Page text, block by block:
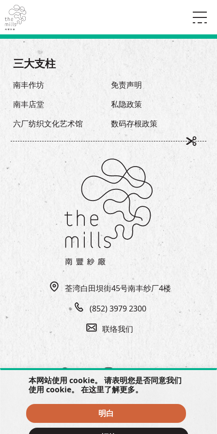
本网站使用 cookie。 请表明您是否同意我们
使用 cookie。 在这里了解更多。
明白
关于南丰纱厂
愿景
三大支柱
媒体中心
联络我们
南丰店堂
店堂指南
商店
活动场地
活动世界之約
展覽
走进南丰纱厂
体验
景点
活化与保育
走进南丰纱厂
其他體驗
开放时间及位置
穿梭巴士服务
荃湾白田坝街45号南丰纱厂4楼
(852) 3979 2300
联络我们
三大支柱
南丰作坊
南丰店堂
六厂纺织文化艺术馆
免责声明
私隐政策
数码存根政策
© 2026 The Mills, all rights reserved.